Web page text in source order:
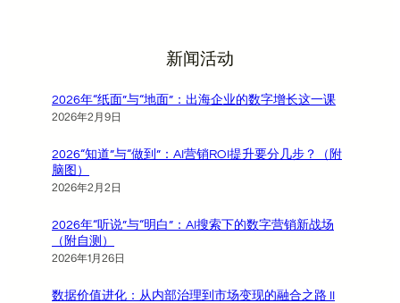
新闻活动
2026年“纸面”与“地面”：出海企业的数字增长这一课
2026年2月9日
2026“知道”与“做到”：AI营销ROI提升要分几步？（附
脑图）
2026年2月2日
2026年“听说”与“明白”：AI搜索下的数字营销新战场
（附自测）
2026年1月26日
数据价值进化：从内部治理到市场变现的融合之路 II